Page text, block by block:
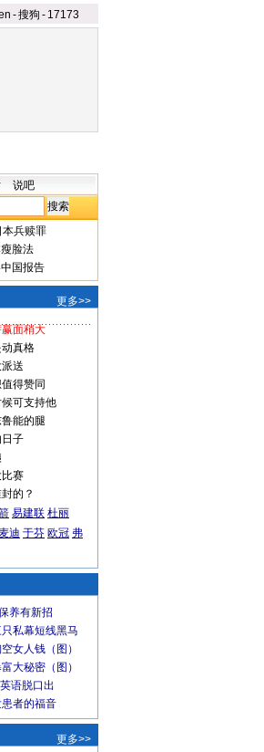
-搜狗 - 17173
说吧
本兵赎罪
脸法
国报告
更多>>
面稍大
真格
送
得赞同
可支持他
能的腿
子
赛
的？
易建联 杜丽
麦迪 于芬 欧冠 弗
养有新招
私幕短线黑马
女人钱（图）
大秘密（图）
语脱口出
者的福音
更多>>